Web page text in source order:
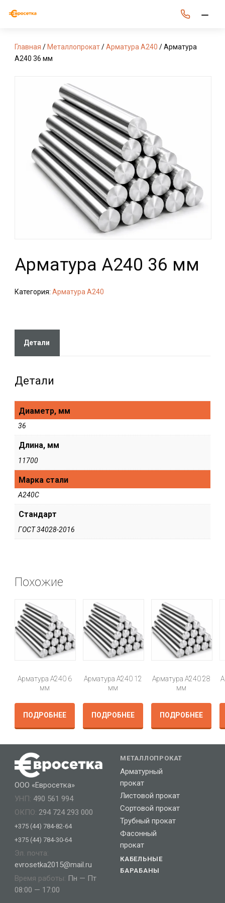
Главная / Металлопрокат/Арматура А240 / Арматура
А240 36 мм
Арматура А240 36 мм
Категория: Арматура А240
Детали
Детали
Диаметр, мм
36
Длина, мм
11700
Марка стали
А240С
Стандарт
ГОСТ 34028-2016
Похожие
Арматура А240 6
мм
ПОДРОБНЕЕ
Арматура А240 12
мм
ПОДРОБНЕЕ
Арматура А240 28
мм
ПОДРОБНЕЕ
ООО «Евросетка»
УНП: 490 561 994
ОКПО: 294 724 293 000
+375 (44) 784-82-64
+375 (44) 784-30-64
Эл. почта:
evrosetka2015@mail.ru
Время работы: Пн — Пт
08:00 — 17:00
МЕТАЛЛОПРОКАТ
Арматурный
прокат
Листовой прокат
Сортовой прокат
Трубный прокат
Фасонный
прокат
КАБЕЛЬНЫЕ
БАРАБАНЫ